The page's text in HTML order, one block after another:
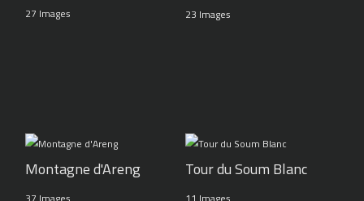
27 Images 23 Images
Montagne d'Areng Tour du Soum Blanc